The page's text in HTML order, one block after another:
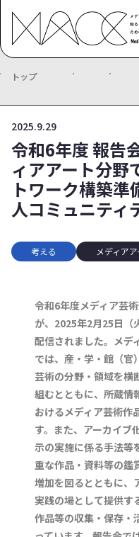
トップ
2025.9.29
令和6年度 報告
ィアアート分野
トワーク構築
人コミュニティ
考える メディアア
令和6年度メディア芸
が、2025年2月25日（
配信されました。メデ
では、産・学・館（官
芸術の分野・領域を横
組むとともに、所蔵情
おけるメディア芸術作
す。また、アーカイブ
示の実施に係る手法等
重な作品・資料等の鑑
増加を図るとともに、
実践の場として提供す
作品等の収集・保存・